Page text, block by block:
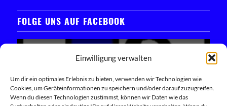
Einwilligung verwalten
Um dir ein optimales Erlebnis zu bieten, verwenden wir Technologien wie
Cookies, um Geräteinformationen zu speichern und/oder darauf zuzugreifen.
Wenn du diesen Technologien zustimmst, können wir Daten wie das
FOLGE UNS AUF FACEBOOK
Klicken Sie hier, um das Facebook-Widget zu laden